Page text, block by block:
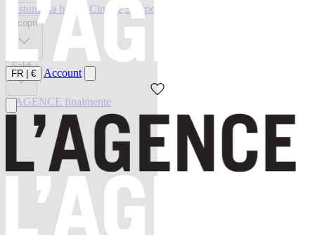
FR € Account
Costumi da bagno Cinture Scarpe
Scopri
Saldi
L'AGENCE finalmente